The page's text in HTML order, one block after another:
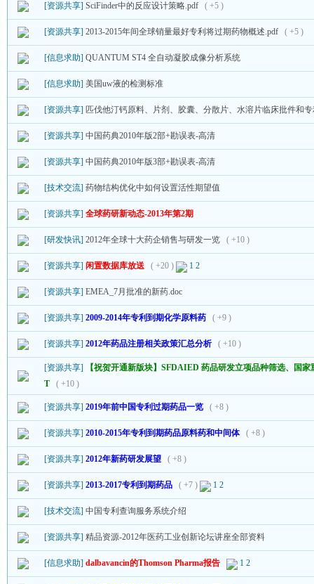
[资源共享] SciFinder中的反应设计策略.pdf ( +5 )
[资源共享] 2013-2015年间全球销量最好专利将过期药物概述.pdf ( +5 )
[信息求助] QUANTUM ST4 全自动凝胶成像分析系统
[信息求助] 美国uw液的检测标准
[资源共享] 匹伐他汀钙原料、片剂、胶囊、分散片、水溶片临床批件和
[资源共享] 中国药典2010年版2部+勘误表-高清
[资源共享] 中国药典2010年版3部+勘误表-高清
[技术交流] 药物结构优化中如何设置活性期望值
[资源共享] 全球药研新动态-2013年第2期
[研发快讯] 2012年全球十大药企销售与研发一览 ( +10 )
[资源共享] 闲置数据库放送 ( +20 ) 1 2
[资源共享] EMEA_7月批准的新药.doc
[资源共享] 2009-2014年专利到期化学原料药 ( +9 )
[资源共享] 2012年药品注册相关政策汇总分析 ( +10 )
[资源共享]
【祝贺开通新版块】SFDAIED 药品研发立项品种筛选、国
T
( +10 )
[资源共享] 2019年前中国专利过期药品一览 ( +8 )
[资源共享] 2010-2015年专利到期药品原料药和中间体 ( +8 )
[资源共享] 2012年新药研发展望 ( +8 )
[资源共享] 2013-2017专利到期药品 ( +7 ) 1 2
[技术交流] 中国专利查询服务系统介绍
[资源共享] 精品资源-2012年医药工业创新论坛讲座全部资料
[信息求助] dalbavancin的Thomson Pharma报告 1 2